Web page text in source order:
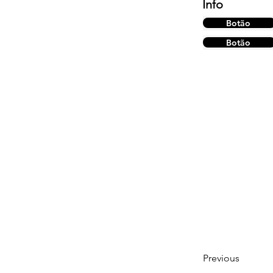
Info
Botão
Botão
Previous